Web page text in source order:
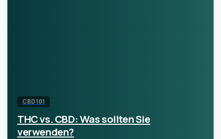
CBD 101
THC vs. CBD: Was sollten Sie
verwenden?